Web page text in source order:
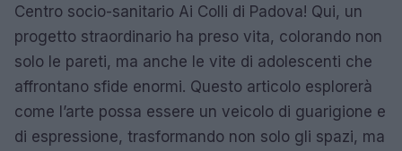
Centro socio-sanitario Ai Colli di Padova! Qui, un
progetto straordinario ha preso vita, colorando non
solo le pareti, ma anche le vite di adolescenti che
affrontano sfide enormi. Questo articolo esplorerà
come l’arte possa essere un veicolo di guarigione e
di espressione, trasformando non solo gli spazi, ma